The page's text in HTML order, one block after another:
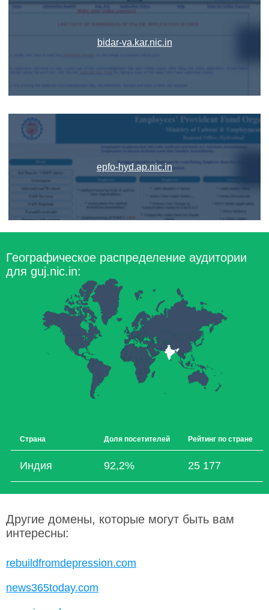
bidar-va.kar.nic.in
epfo-hyd.ap.nic.in
Географическое распределение аудитории
для guj.nic.in:
Страна Доля посетителей Рейтинг по стране
Индия 92,2% 25 177
Другие домены, которые могут быть вам
интересны:
rebuildfromdepression.com
news365today.com